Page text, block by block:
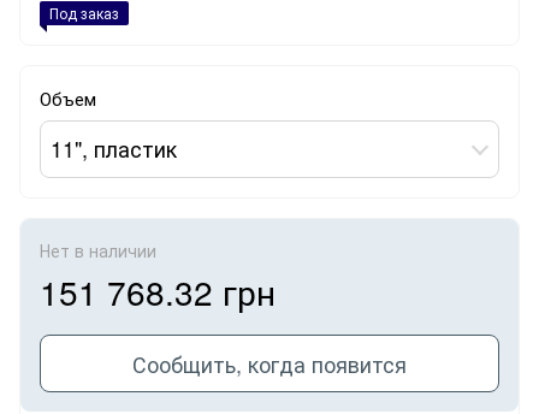
Под заказ
Объем
11", пластик
Нет в наличии
151 768.32 грн
Сообщить, когда появится